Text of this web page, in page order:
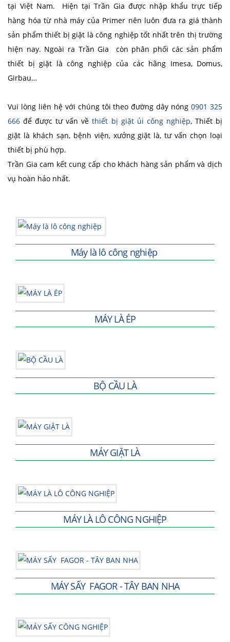
tại Việt Nam. Hiện tại Trần Gia được nhập khẩu trực tiếp
hàng hóa từ nhà máy của Primer nên luôn đưa ra giá thành
sản phẩm thiết bị giặt là công nghiệp tốt nhất trên thị trường
hiện nay. Ngoài ra Trần Gia còn phân phối các sản phẩm
thiết bị giặt là công nghiệp của các hãng Imesa, Domus,
Girbau…
Vui lòng liên hệ với chúng tôi theo đường dây nóng0901 325
666 để được tư vấn vềthiết bị giặt ủi công nghiệp, Thiết bị
giặt là khách sạn, bệnh viện, xưởng giặt là, tư vấn chọn loại
thiết bị phù hợp.
Trần Gia cam kết cung cấp cho khách hàng sản phẩm và dịch
vụ hoàn hảo nhất.
Máy là lô công nghiệp
MÁY LÀ ÉP
BỘ CẦU LÀ
MÁY GIẶT LÀ
MÁY LÀ LÔ CÔNG NGHIỆP
MÁY SẤY FAGOR - TÂY BAN NHA